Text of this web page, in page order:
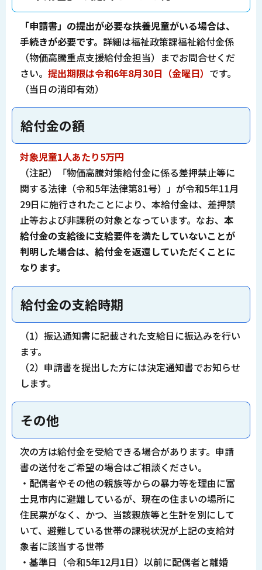
「申請書」の提出が必要な扶養児童がいる場合は、
手続きが必要です。 詳細は福祉政策課福祉給付金係
（物価高騰重点支援給付金担当）までお問合せくだ
さい。 提出期限は令和6年8月30日（金曜日） です。
（当日の消印有効）
給付金の額
対象児童1人あたり5万円
（注記）「物価高騰対策給付金に係る差押禁止等に
関する法律（令和5年法律第81号）」が令和5年11月
29日に施行されたことにより、本給付金は、差押禁
止等および非課税の対象となっています。なお、 本
給付金の支給後に支給要件を満たしていないことが
判明した場合は、給付金を返還していただくことに
なります。
給付金の支給時期
（1）振込通知書に記載された支給日に振込みを行い
ます。
（2）申請書を提出した方には決定通知書でお知らせ
します。
その他
次の方は給付金を受給できる場合があります。申請
書の送付をご希望の場合はご相談ください。
・配偶者やその他の親族等からの暴力等を理由に富
士見市内に避難しているが、現在の住まいの場所に
住民票がなく、かつ、当該親族等と生計を別にして
いて、避難している世帯の課税状況が上記の支給対
象者に該当する世帯
・基準日（令和5年12月1日）以前に配偶者と離婚